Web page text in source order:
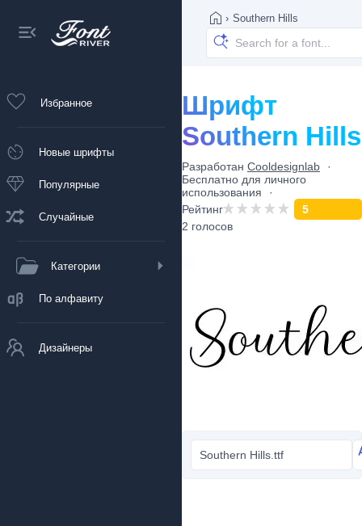
Избранное
Новые шрифты
Популярные
Случайные
Категории
По алфавиту
Дизайнеры
› Southern Hills
Шрифт
Southern Hills
Разработан Cooldesignlab
Бесплатно для личного
использования
Рейтинг
5
2 голосов
Southern Hills.ttf